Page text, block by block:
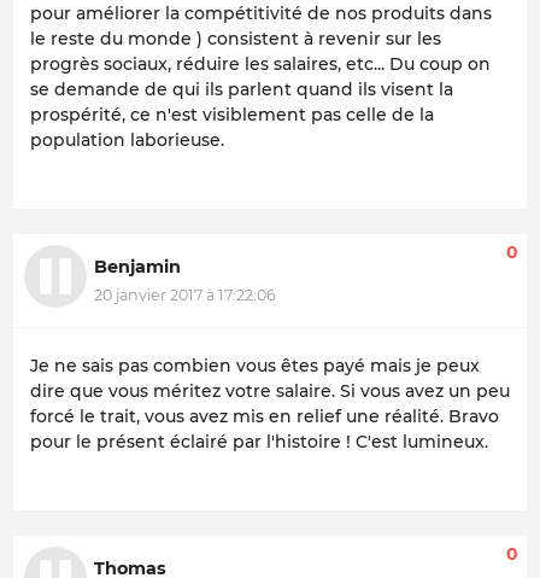
pour améliorer la compétitivité de nos produits dans
le reste du monde ) consistent à revenir sur les
progrès sociaux, réduire les salaires, etc... Du coup on
se demande de qui ils parlent quand ils visent la
prospérité, ce n'est visiblement pas celle de la
population laborieuse.
Benjamin
20 janvier 2017 à 17:22:06
0
Je ne sais pas combien vous êtes payé mais je peux
dire que vous méritez votre salaire. Si vous avez un peu
forcé le trait, vous avez mis en relief une réalité. Bravo
pour le présent éclairé par l'histoire ! C'est lumineux.
Thomas
0